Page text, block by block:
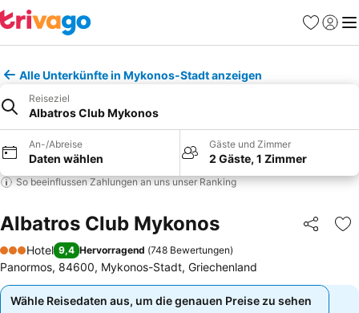
Favoriten
Alle Unterkünfte in Mykonos-Stadt anzeigen
Reiseziel
Albatros Club Mykonos
An-/Abreise
Daten wählen
Gäste und Zimmer
2 Gäste, 1 Zimmer
So beeinflussen Zahlungen an uns unser Ranking
Albatros Club Mykonos Teilen
3 Sterne
Hotel 9,4 Hervorragend (748 Bewertungen)
Panormos, 84600, Mykonos-Stadt, Griechenland
Wähle Reisedaten aus, um die genauen Preise zu sehen
Wähle Reisedaten aus, um die genauen Preise zu sehen